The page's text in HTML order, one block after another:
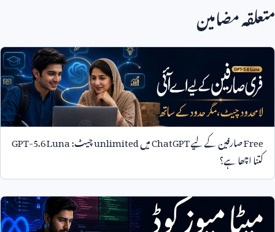
متعلقہ مضامین
Freeصارفین کے لیےChatGPTمیںunlimitedچیٹ:GPT-5.6 Luna
کتنا اچھا ہے؟